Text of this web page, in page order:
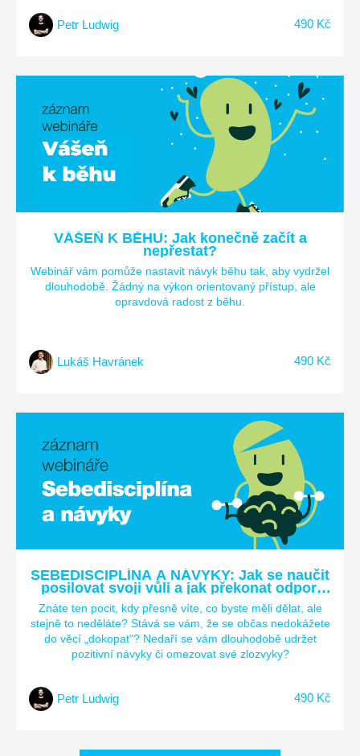
Petr Ludwig 490 Kč
VÁŠEŇ K BĚHU: Jak konečně začít a
nepřestat?
Webinář vám pomůže nastavit návyk běhu tak, aby vydržel
dlouhodobě. Žádný na výkon orientovaný přístup, ale
opravdová radost z běhu.
Lukáš Havránek 490 Kč
SEBEDISCIPLÍNA A NÁVYKY: Jak se naučit
posilovat svoji vůli a jak překonat odpor,
když se nám nechce?
Znáte ten pocit, kdy přesně víte, co byste měli dělat, ale
stejně to neděláte? Stává se vám, že se občas nedokážete
do věcí „dokopat“? Nedaří se vám dlouhodobě udržet
pozitivní návyky či omezovat své zlozvyky?
Petr Ludwig 490 Kč